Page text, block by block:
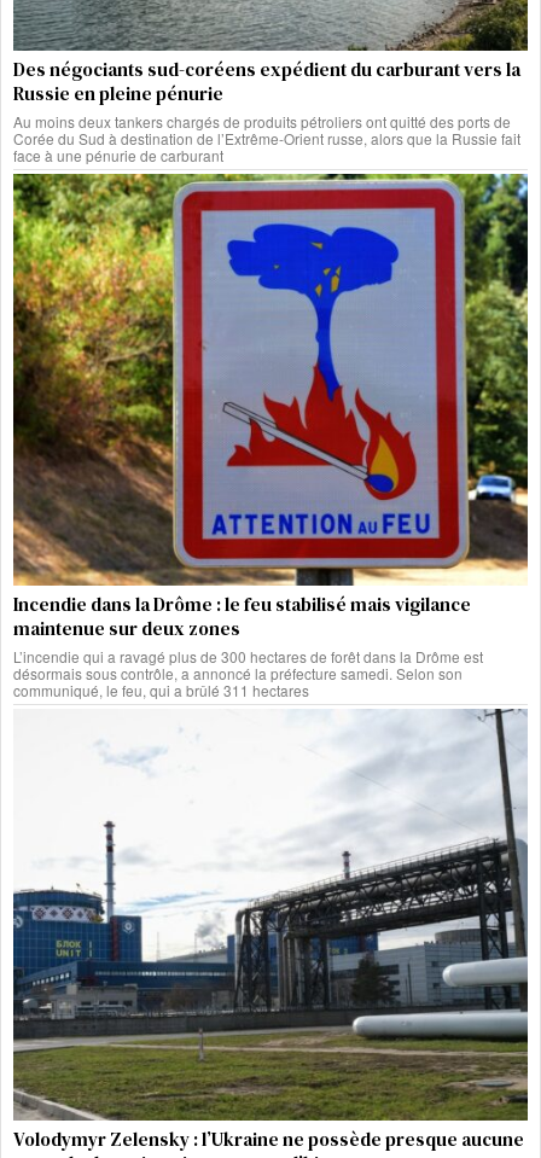
Des négociants sud-coréens expédient du carburant vers la
Russie en pleine pénurie
Au moins deux tankers chargés de produits pétroliers ont quitté des ports de
Corée du Sud à destination de l’Extrême-Orient russe, alors que la Russie fait
face à une pénurie de carburant
Incendie dans la Drôme : le feu stabilisé mais vigilance
maintenue sur deux zones
L’incendie qui a ravagé plus de 300 hectares de forêt dans la Drôme est
désormais sous contrôle, a annoncé la préfecture samedi. Selon son
communiqué, le feu, qui a brûlé 311 hectares
Volodymyr Zelensky : l’Ukraine ne possède presque aucune